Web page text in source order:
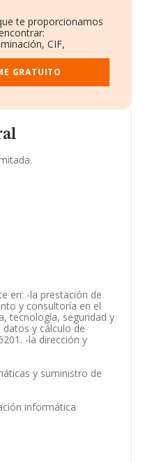
en: -la prestación de
y consultoría en el
tecnología, seguridad y
y cálculo de
-la dirección y
y suministro de
informática
te proporcionamos
CIF,
(BORME).
y Empleados.
Administradores.
sobre la empresa.
complementaria.
GRATUITO